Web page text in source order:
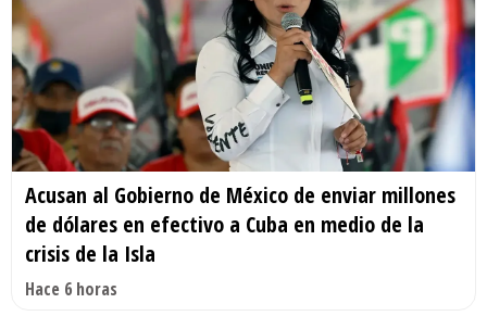
Acusan al Gobierno de México de enviar millones
de dólares en efectivo a Cuba en medio de la
crisis de la Isla
Hace 6 horas